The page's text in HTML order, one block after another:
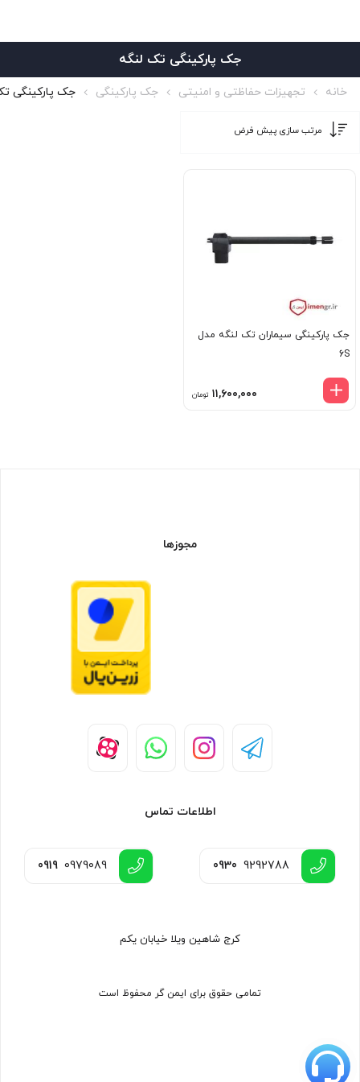
جک پارکینگی تک لنگه
خانه تجهیزات حفاظتی و امنیتی جک پارکینگی جک پارکینگی
جک پارکینگی سیماران تک لنگه مدل
6S
۱۱,۶۰۰,۰۰۰ تومان
مجوزها
اطلاعات تماس
0930 9292788
0919 0979089
کرج شاهین ویلا خیابان یکم
تمامی حقوق برای ایمن گر محفوظ است